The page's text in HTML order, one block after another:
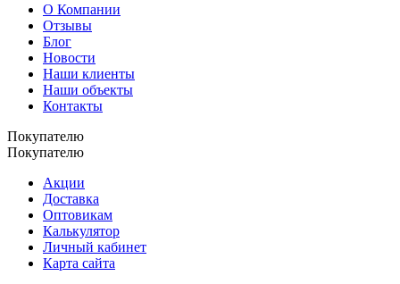
О Компании
Отзывы
Блог
Новости
Наши клиенты
Наши объекты
Контакты
Покупателю
Покупателю
Акции
Доставка
Оптовикам
Калькулятор
Личный кабинет
Карта сайта